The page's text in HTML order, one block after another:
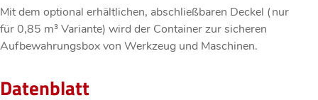
Mit dem optional erhältlichen, abschließbaren Deckel (nur
für 0,85 m³ Variante) wird der Container zur sicheren
Aufbewahrungsbox von Werkzeug und Maschinen.
Datenblatt